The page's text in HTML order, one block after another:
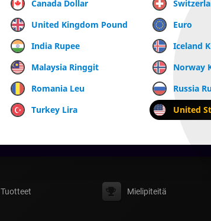
Canada Dollar
United Kingdom Pound Euro
India Rupee Iceland
Malaysia Ringgit Norway
Romania Leu Russia
Turkey Lira United
Tuotteet Mielipiteitä